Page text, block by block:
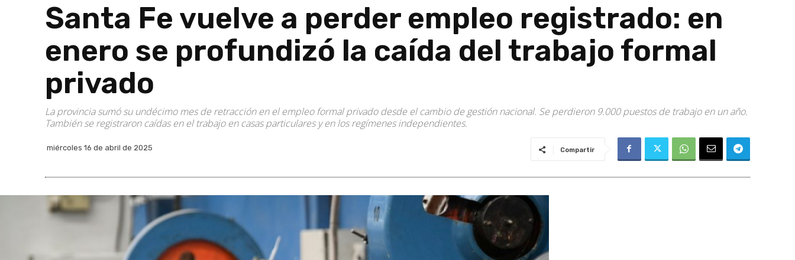
Santa Fe vuelve a perder empleo registrado: en
enero se profundizó la caída del trabajo formal
privado
La provincia sumó su undécimo mes de retracción en el empleo formal privado desde el cambio de gestión nacional. Se perdieron 9.000 puestos de trabajo en un año.
También se registraron caídas en el trabajo en casas particulares y en los regímenes independientes.
miércoles 16 de abril de 2025 Compartir